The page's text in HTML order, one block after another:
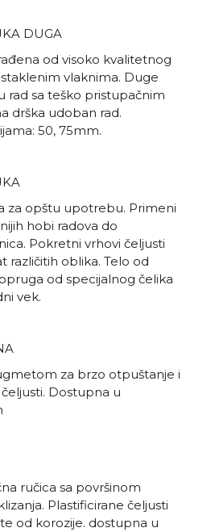
DUGA
od visoko kvalitetnog
vlaknima. Duge
rad sa teško pristupačnim
drška udoban rad.
50, 75mm.
za opštu upotrebu. Primeni
hobi radova do
Pokretni vrhovi čeljusti
različitih oblika. Telo od
od specijalnog čelika
vek.
za brzo otpuštanje i
Dostupna u
ručica sa površinom
Plastificirane čeljusti
od korozije. dostupna u